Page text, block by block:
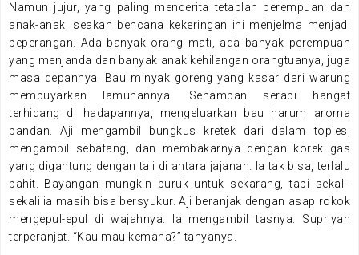
Namun jujur, yang paling menderita tetaplah perempuan dan
anak-anak, seakan bencana kekeringan ini menjelma menjadi
peperangan. Ada banyak orang mati, ada banyak perempuan
yang menjanda dan banyak anak kehilangan orangtuanya, juga
masa depannya. Bau minyak goreng yang kasar dari warung
membuyarkan lamunannya. Senampan serabi hangat
terhidang di hadapannya, mengeluarkan bau harum aroma
pandan. Aji mengambil bungkus kretek dari dalam toples,
mengambil sebatang, dan membakarnya dengan korek gas
yang digantung dengan tali di antara jajanan. Ia tak bisa, terlalu
pahit. Bayangan mungkin buruk untuk sekarang, tapi sekali-
sekali ia masih bisa bersyukur. Aji beranjak dengan asap rokok
mengepul-epul di wajahnya. Ia mengambil tasnya. Supriyah
terperanjat. “Kau mau kemana?” tanyanya.